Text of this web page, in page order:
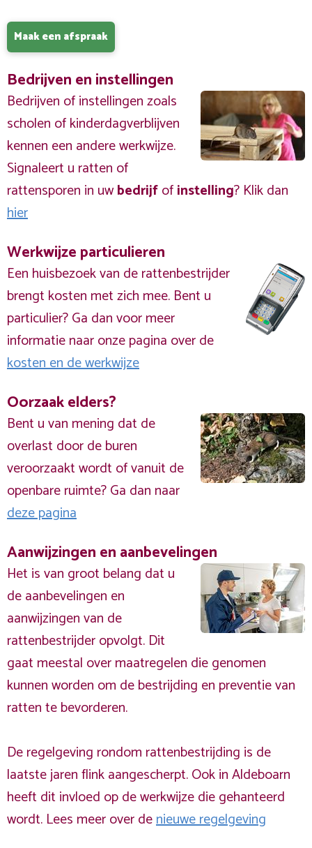
Maak een afspraak
Bedrijven en instellingen
Bedrijven of instellingen zoals
scholen of kinderdagverblijven
kennen een andere werkwijze.
Signaleert u ratten of
rattensporen in uwbedrijfofinstelling? Klik dan
hier
Werkwijze particulieren
Een huisbezoek van de rattenbestrijder
brengt kosten met zich mee. Bent u
particulier? Ga dan voor meer
informatie naar onze pagina over de
kosten en de werkwijze
Oorzaak elders?
Bent u van mening dat de
overlast door de buren
veroorzaakt wordt of vanuit de
openbare ruimte? Ga dan naar
deze pagina
Aanwijzingen en aanbevelingen
Het is van groot belang dat u
de aanbevelingen en
aanwijzingen van de
rattenbestrijder opvolgt. Dit
gaat meestal over maatregelen die genomen
kunnen worden om de bestrijding en preventie van
ratten te bevorderen.
De regelgeving rondom rattenbestrijding is de
laatste jaren flink aangescherpt. Ook in Aldeboarn
heeft dit invloed op de werkwijze die gehanteerd
wordt. Lees meer over denieuwe regelgeving